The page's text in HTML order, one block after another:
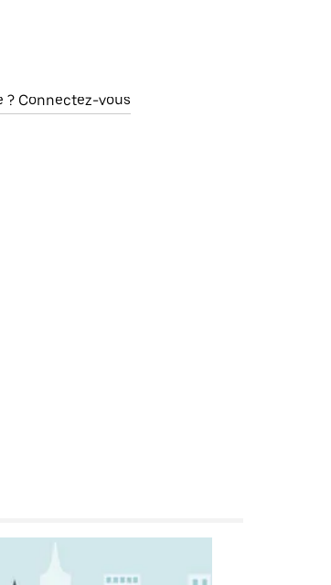
? Connectez-vous